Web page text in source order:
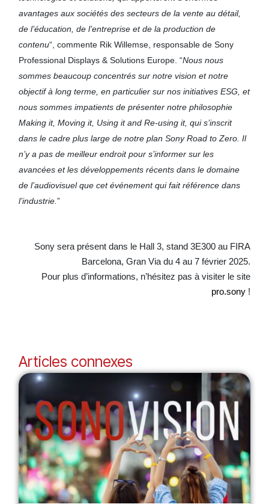
avantages aux sociétés des secteurs de la vente au détail,
de l’éducation, de l’entreprise et de la production de
contenu“, commente Rik Willemse, responsable de Sony
Professional Displays & Solutions Europe. “Nous nous
sommes beaucoup concentrés sur notre vision et notre
objectif à long terme, en particulier sur nos initiatives ESG, et
nous sommes impatients de présenter notre philosophie
Making it, Moving it, Using it and Re-using it, qui s’inscrit
dans le cadre plus large de notre plan Sony Road to Zero. Il
n’y a pas de meilleur endroit pour s’informer sur les
avancées et les développements récents dans le domaine
de l’audiovisuel que cet événement qui fait référence dans
l’industrie. ”
Sony sera présent dans le Hall 3, stand 3E300 au FIRA
Barcelona, Gran Via du 4 au 7 février 2025.
Pour plus d’informations, n’hésitez pas à visiter le site
pro.sony !
Articles connexes